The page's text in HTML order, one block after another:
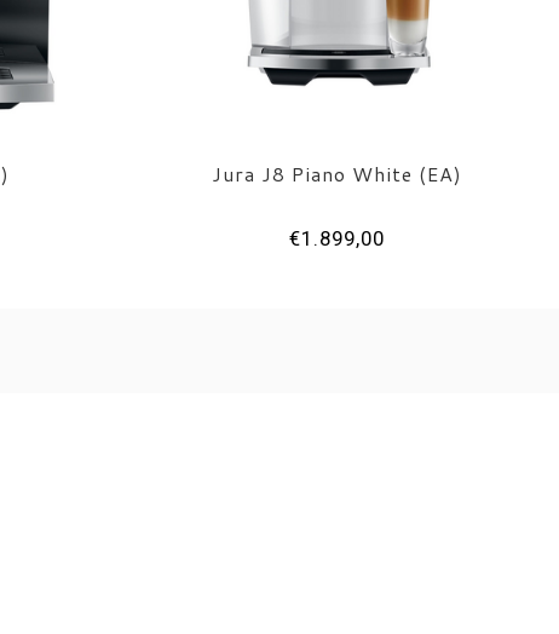
Jura J8 Piano White (EA)
€1.899,00